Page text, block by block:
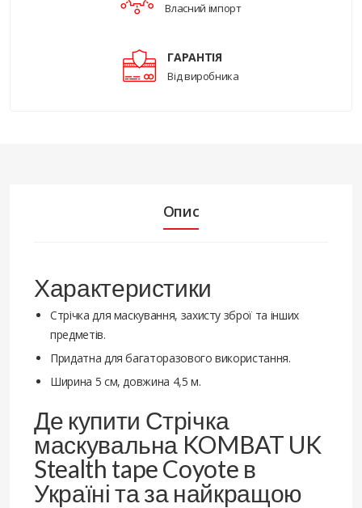
Власний імпорт
ГАРАНТІЯ
Від виробника
Опис
Характеристики
Стрічка для маскування, захисту зброї та інших
предметів.
Придатна для багаторазового використання.
Ширина 5 см, довжина 4,5 м.
Де купити Стрічка
маскувальна KOMBAT UK
Stealth tape Coyote в
Україні та за найкращою